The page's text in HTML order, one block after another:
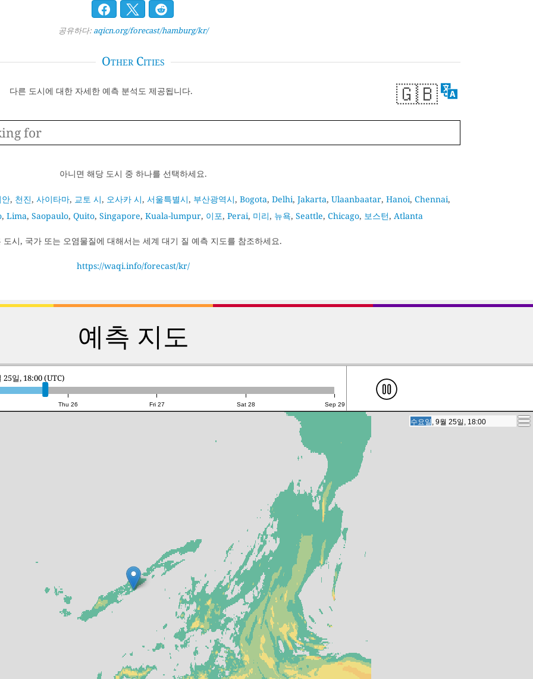
공유하다: aqicn.org/forecast/hamburg/kr/
Other Cities
🇬🇧
다른 도시에 대한 자세한 예측 분석도 제공됩니다.
아니면 해당 도시 중 하나를 선택하세요.
, 천진, 사이타마, 교토 시, 오사카 시, 서울특별시, 부산광역시, Bogota, Delhi, Jakarta, Ulaanbaatar, Hanoi, Chennai,
, Lima, Saopaulo, Quito, Singapore, Kuala-lumpur, 이포, Perai, 미리, 뉴욕, Seattle, Chicago, 보스턴, Atlanta
도시, 국가 또는 오염물질에 대해서는 세계 대기 질 예측 지도를 참조하세요.
https://waqi.info/forecast/kr/
예측 지도
Thu 26 Fri 27 Sat 28 Sep 29
25일, 18:00 (UTC)
수요일, 9월 25일, 18:00
수요일, 9월 25일, 18:00